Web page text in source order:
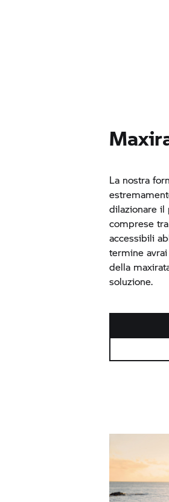
La nostra
dilazionare il
comprese
accessibili
termine
della
soluzione.